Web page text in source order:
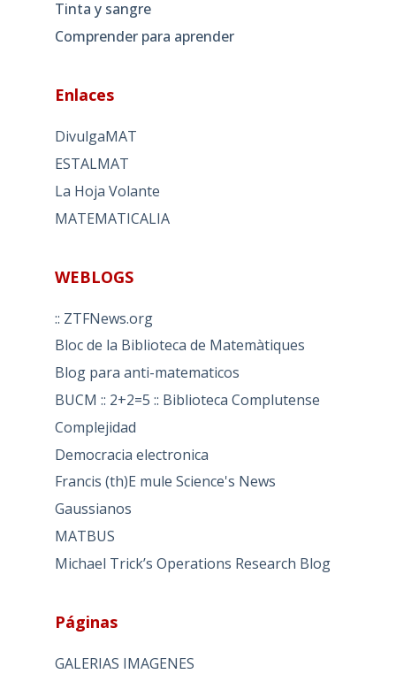
Tinta y sangre
Comprender para aprender
Enlaces
DivulgaMAT
ESTALMAT
La Hoja Volante
MATEMATICALIA
WEBLOGS
:: ZTFNews.org
Bloc de la Biblioteca de Matemàtiques
Blog para anti-matematicos
BUCM :: 2+2=5 :: Biblioteca Complutense
Complejidad
Democracia electronica
Francis (th)E mule Science's News
Gaussianos
MATBUS
Michael Trick’s Operations Research Blog
Páginas
GALERIAS IMAGENES